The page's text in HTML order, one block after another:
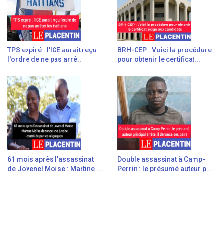
TPS expiré : l'ICE aurait reçu
l'ordre de ne pas arrê...
BRH-CEP : Voici la procédure
pour obtenir le certificat...
61 mois après l'assassinat
de Jovenel Moïse : Martine ...
Double assassinat à Camp-
Perrin : le présumé auteur p...